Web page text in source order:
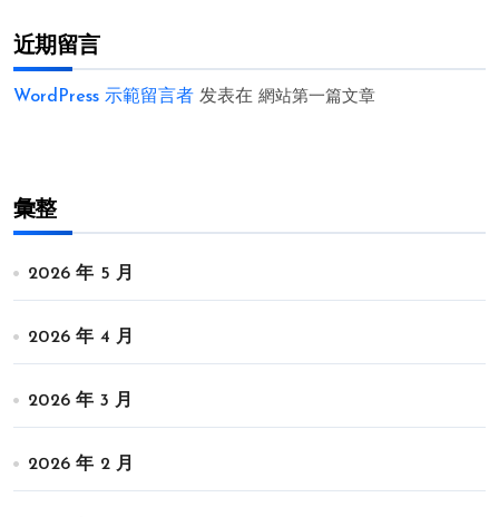
近期留言
WordPress 示範留言者 发表在 網站第一篇文章
彙整
2026 年 5 月
2026 年 4 月
2026 年 3 月
2026 年 2 月